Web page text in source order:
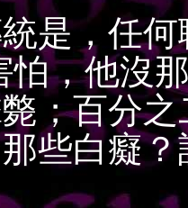
，任何
怕，他沒
；百分
些白癡